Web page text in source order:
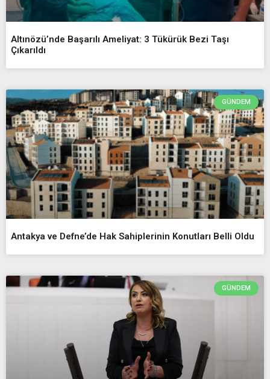
Altınözü’nde Başarılı Ameliyat: 3 Tükürük Bezi Taşı
Çıkarıldı
GÜNDEM
Antakya ve Defne’de Hak Sahiplerinin Konutları Belli Oldu
GÜNDEM